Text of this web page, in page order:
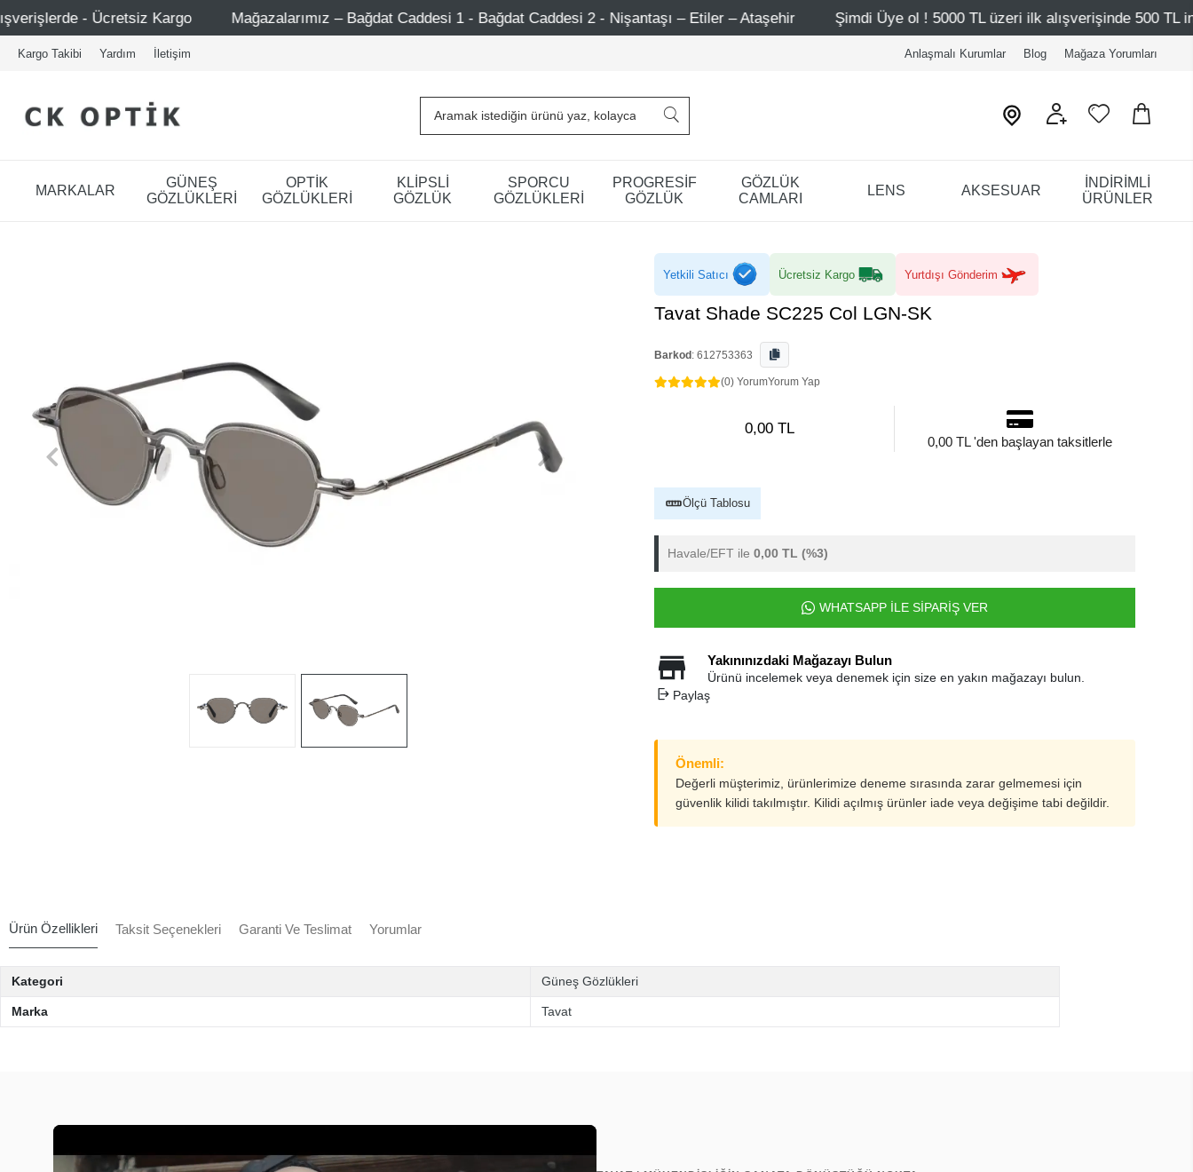
Kargo Mağazalarımız – Bağdat Caddesi 1 - Bağdat Caddesi 2 - Nişantaşı – Etiler – Ataşehir Şimdi Üye ol ! 5000 TL üzeri ilk alışverişinde 500 TL indirim
Kargo Takibi Yardım İletişim Anlaşmalı Kurumlar Blog Mağaza Yorumları
MARKALAR
GÜNEŞ
GÖZLÜKLERİ
OPTİK
GÖZLÜKLERİ
KLİPSLİ
GÖZLÜK
SPORCU
GÖZLÜKLERİ
PROGRESİF
GÖZLÜK
GÖZLÜK
CAMLARI
LENS AKSESUAR
İNDİRİMLİ
ÜRÜNLER
Yetkili Satıcı Ücretsiz Kargo Yurtdışı Gönderim
Tavat Shade SC225 Col LGN-SK
Barkod : 612753363
(0) YorumYorum Yap
0,00 TL
0,00 TL 'den başlayan taksitlerle
Ölçü Tablosu
Havale/EFT ile 0,00 TL (%3)
WHATSAPP İLE SİPARİŞ VER
Yakınınızdaki Mağazayı Bulun
Ürünü incelemek veya denemek için size en yakın mağazayı bulun.
Paylaş
Önemli:
Değerli müşterimiz, ürünlerimize deneme sırasında zarar gelmemesi için
güvenlik kilidi takılmıştır. Kilidi açılmış ürünler iade veya değişime tabi değildir.
Ürün Özellikleri Taksit Seçenekleri Garanti Ve Teslimat Yorumlar
Kategori Güneş Gözlükleri
Marka Tavat